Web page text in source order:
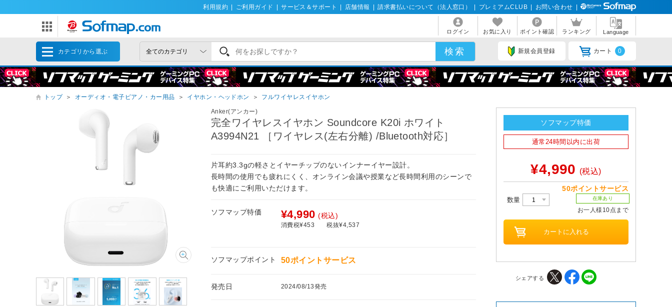
利用規約 ご利用ガイド サービス＆サポート 店舗情報 請求書払いについて（法人窓口） プレミアムCLUB お問い合わせ
ログイン お気に入り ポイント確認 ランキング Language
カテゴリから選ぶ 新規会員登録 カート 0
トップ ＞ オーディオ・電子ピアノ・カー用品 ＞ イヤホン・ヘッドホン ＞ フルワイヤレスイヤホン
Anker(アンカー)
完全ワイヤレスイヤホン Soundcore K20i ホワイト
A3994N21 ［ワイヤレス(左右分離) /Bluetooth対応］
片耳約3.3gの軽さとイヤーチップのないインナーイヤー設計。
長時間の使用でも疲れにくく、オンライン会議や授業など長時間利用のシーンで
も快適にご利用いただけます。
ソフマップ特価 ¥4,990 (税込)
消費税¥453 税抜¥4,537
ソフマップポイント 50ポイントサービス
発売日 2024/08/13発売
ソフマップ特価
通常24時間以内に出荷
¥4,990 (税込)
50ポイントサービス
数量 在庫あり
お一人様10点まで
シェアする